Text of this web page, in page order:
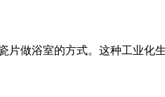
做浴室的方式。这种工业化